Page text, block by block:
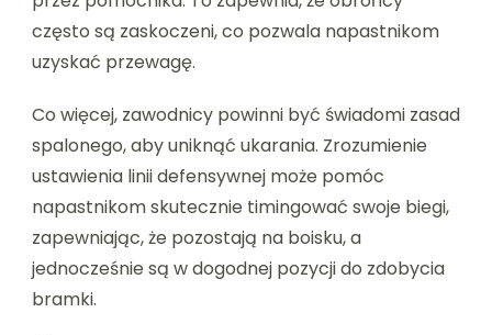
często są zaskoczeni, co pozwala napastnikom
uzyskać przewagę.
Co więcej, zawodnicy powinni być świadomi zasad
spalonego, aby uniknąć ukarania. Zrozumienie
ustawienia linii defensywnej może pomóc
napastnikom skutecznie timingować swoje biegi,
zapewniając, że pozostają na boisku, a
jednocześnie są w dogodnej pozycji do zdobycia
bramki.